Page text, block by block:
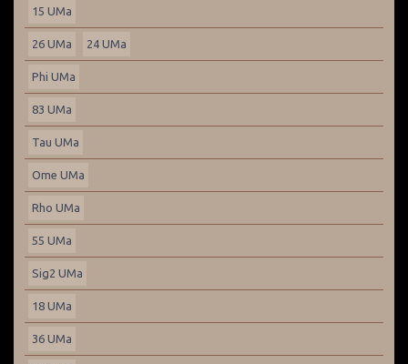
15 UMa
26 UMa 24 UMa
Phi UMa
83 UMa
Tau UMa
Ome UMa
Rho UMa
55 UMa
Sig2 UMa
18 UMa
36 UMa